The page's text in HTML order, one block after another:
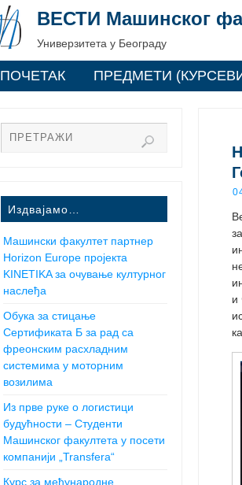
ВЕСТИ Машинског
Универзитета у Београду
ПОЧЕТАК ПРЕДМЕТИ
и
Издвајамо…
Машински факултет партнер
Horizon Europe пројекта
KINETIKA за очување културног
наслеђа
Обука за стицање
Сертификата Б за рад са
фреонским расхладним
системима у моторним
возилима
Из прве руке о логистици
будућности – Студенти
Машинског факултета у посети
компанији „Transfera“
Курс за међународне